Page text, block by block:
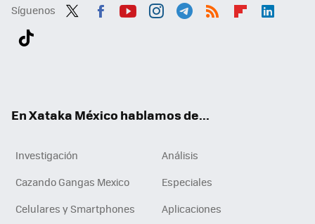
Síguenos
En Xataka México hablamos de...
Investigación
Análisis
Cazando Gangas Mexico
Especiales
Celulares y Smartphones
Aplicaciones